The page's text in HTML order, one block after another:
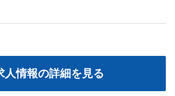
人情報の詳細を見る